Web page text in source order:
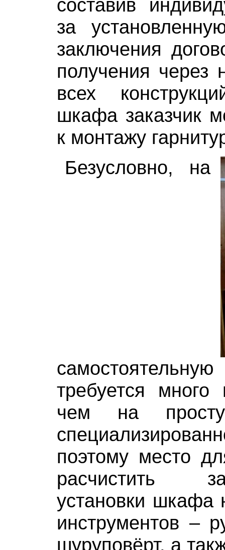
составив
за
заключения
получения через
всех
шкафа заказчик
к монтажу
Безусловно, на
требуется
чем на
поэтому место
расчистить
установки шкафа
инструментов –
шуруповёрт, а